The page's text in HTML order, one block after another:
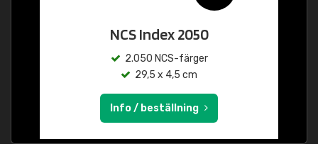
NCS Index 2050
2.050 NCS-färger
29,5 x 4,5 cm
Info / beställning